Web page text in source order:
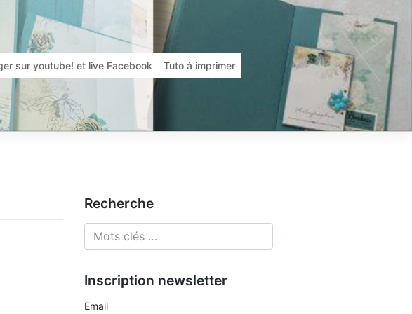
sur youtube! et live Facebook Tuto à imprimer
Recherche
Inscription newsletter
Email